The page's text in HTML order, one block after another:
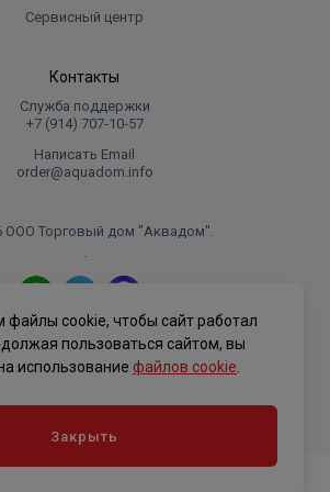
Сервисный центр
Контакты
Служба поддержки
+7 (914) 707‑10‑57
Написать Email
order@aquadom.info
ООО Торговый дом "Аквадом".
.
конфиденциальности
файлы cookie, чтобы сайт работал
пользоваться сайтом, вы
использование файлов cookie
Закрыть